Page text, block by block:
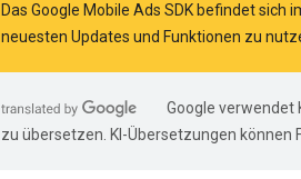
Das Google Mobile Ads SDK befindet sich
neuesten Updates und Funktionen zu
Google verwendet
zu übersetzen. KI-Übersetzungen können